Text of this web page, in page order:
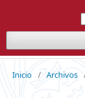
Inicio / Archivos